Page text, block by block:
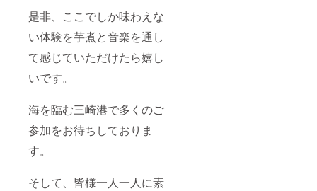
是非、ここでしか味わえな
い体験を芋煮と音楽を通し
て感じていただけたら嬉し
いです。
海を臨む三崎港で多くのご
参加をお待ちしておりま
す。
そして、皆様一人一人に素